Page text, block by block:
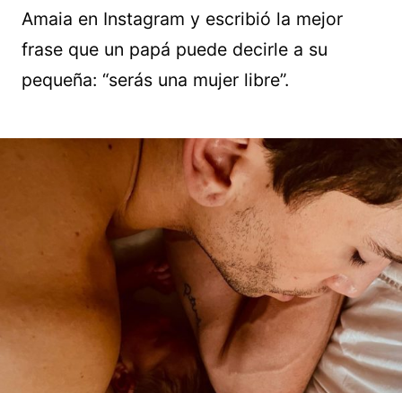
Amaia en Instagram y escribió la mejor
frase que un papá puede decirle a su
pequeña: “serás una mujer libre”.